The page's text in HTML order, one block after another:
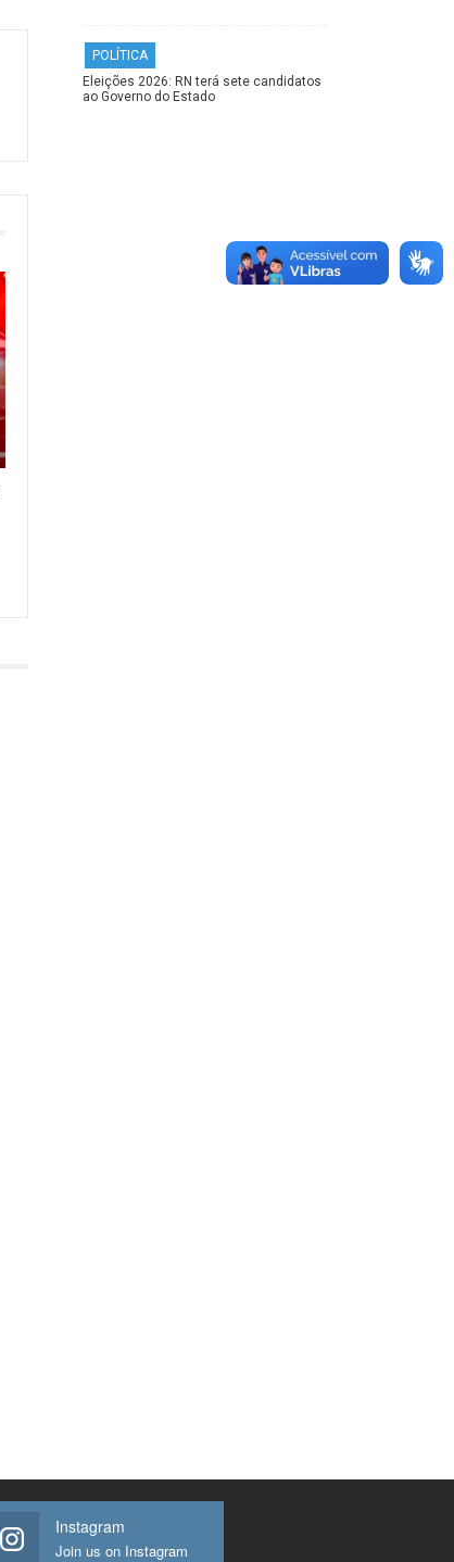
POLÍTICA
Eleições 2026: RN terá sete candidatos
ao Governo do Estado
Instagram
Join us on Instagram